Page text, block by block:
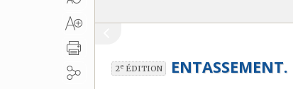
2e ÉDITION ENTASSEMENT.